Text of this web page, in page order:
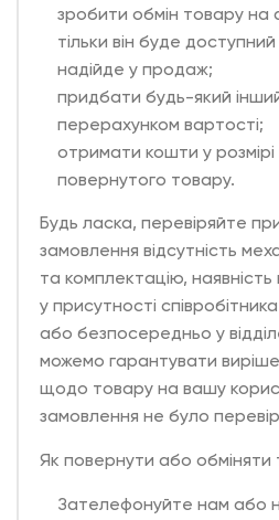
зробити обмін товару на
тільки він буде
надійде у продаж;
придбати будь-який
перерахунком вартості;
отримати кошти у розмірі
повернутого товару.
Будь ласка, перевіряйте
замовлення відсутність
та комплектацію,
у присутності
або безпосередньо у
можемо гарантувати
щодо товару на вашу
замовлення не було
Як повернути або обміняти
Зателефонуйте нам або